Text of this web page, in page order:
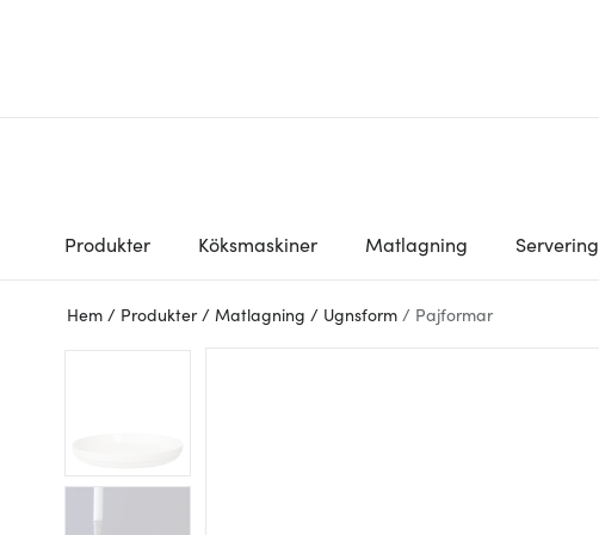
Produkter Köksmaskiner Matlagning Servering
Hem / Produkter / Matlagning / Ugnsform / Pajformar